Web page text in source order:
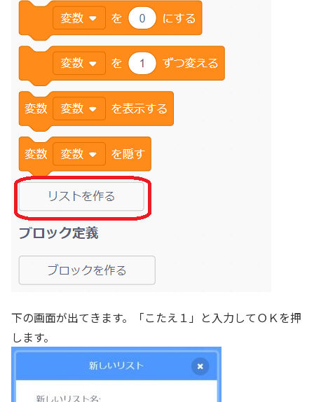
下の画面が出てきます。「こたえ１」と入力してＯＫを押
します。